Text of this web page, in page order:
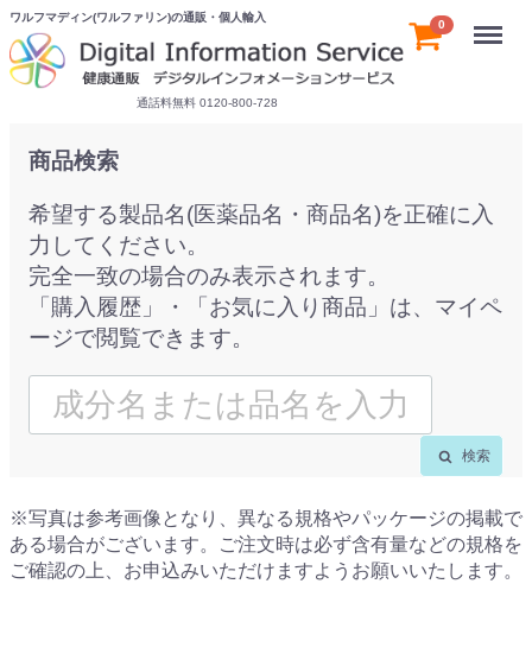
ワルフマディン(ワルファリン)の通販・個人輸入
通話料無料 0120-800-728
0 Menu
商品検索
希望する製品名(医薬品名・商品名)を正確に入
力してください。
完全一致の場合のみ表示されます。
「購入履歴」・「お気に入り商品」は、マイペ
ージで閲覧できます。
検索
※写真は参考画像となり、異なる規格やパッケージの掲載で
ある場合がございます。ご注文時は必ず含有量などの規格を
ご確認の上、お申込みいただけますようお願いいたします。